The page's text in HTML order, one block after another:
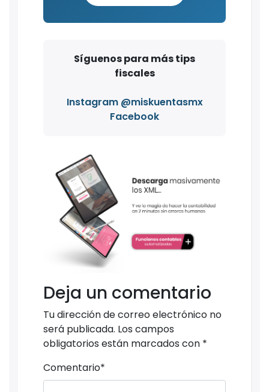
Síguenos para más tips
fiscales
Instagram @miskuentasmx
Facebook
Deja un comentario
Tu dirección de correo electrónico no
será publicada. Los campos
obligatorios están marcados con *
Comentario*